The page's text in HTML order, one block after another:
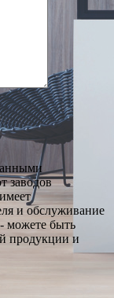
заводов
и обслуживание
можете быть
продукции и